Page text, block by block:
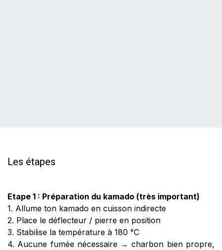
Les étapes
Etape 1 : Préparation du kamado (très important)
1. Allume ton kamado en cuisson indirecte
2. Place le déflecteur / pierre en position
3. Stabilise la température à 180 °C
4. Aucune fumée nécessaire → charbon bien propre,